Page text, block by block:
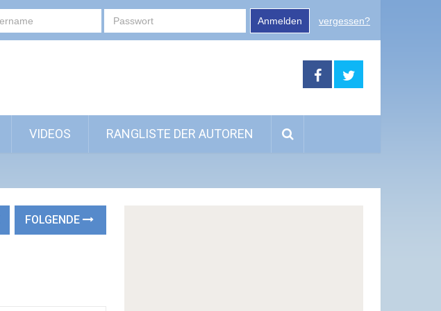
Anmelden vergessen?
VIDEOS RANGLISTE DER AUTOREN
FOLGENDE